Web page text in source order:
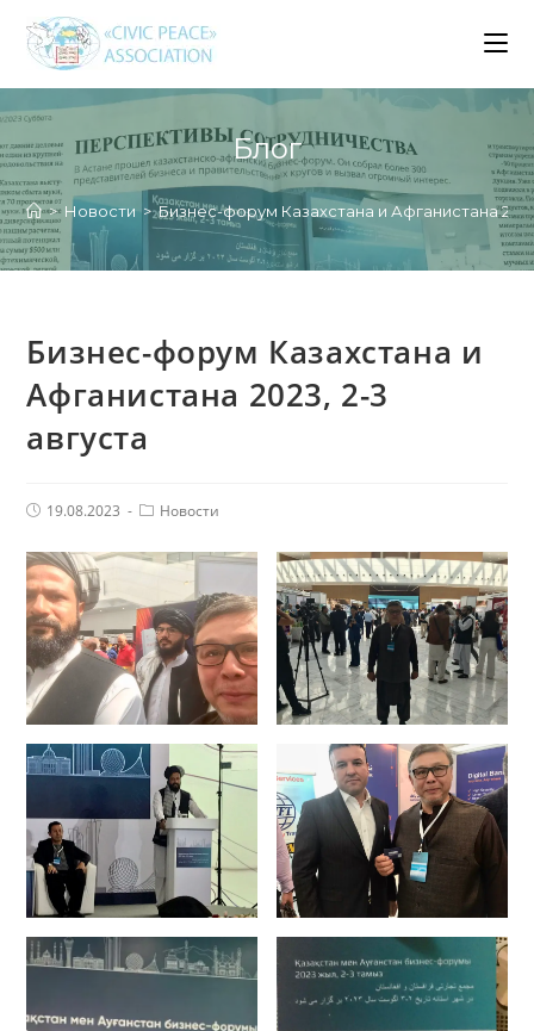
Перейти
содержимому
Блог
> Новости > Бизнес-форум Казахстана и Афганистана
Бизнес-форум Казахстана и
Афганистана 2023, 2-3
августа
Запись
19.08.2023
Рубрика
Новости